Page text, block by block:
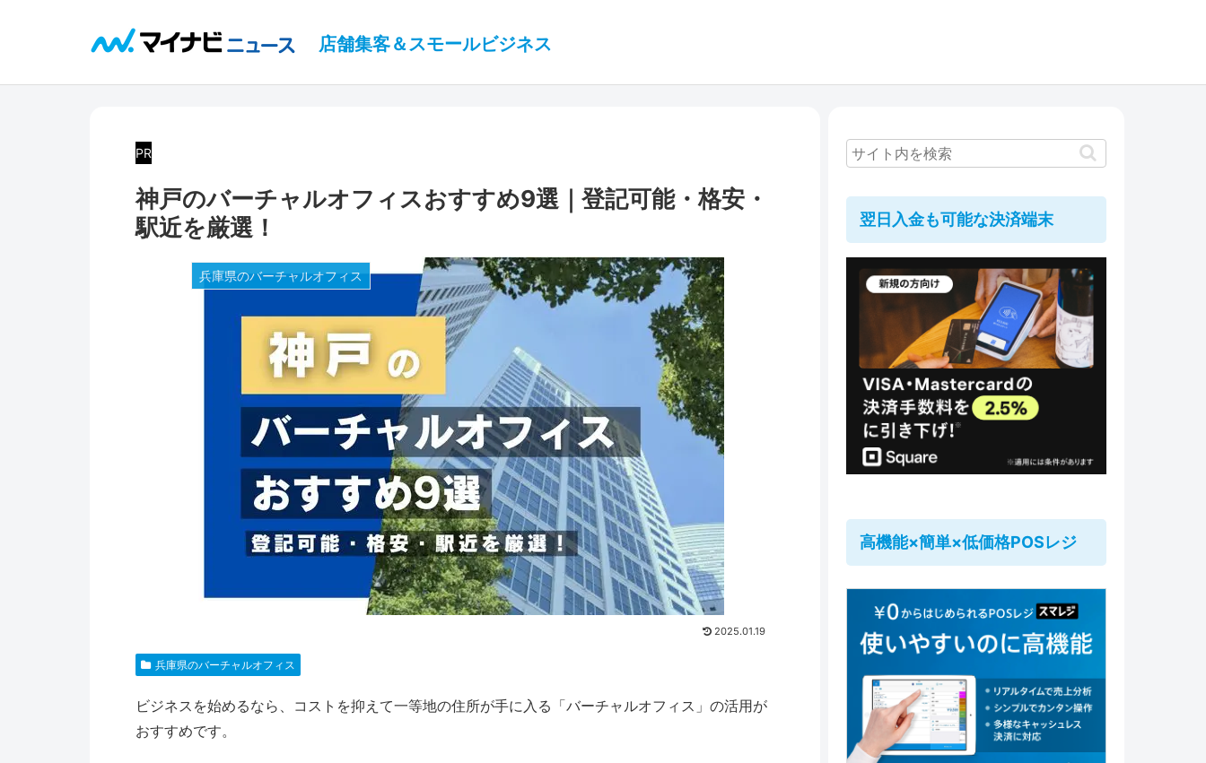
店舗集客＆スモールビジネス
PR
神戸のバーチャルオフィスおすすめ9選｜登記可能・格安・
駅近を厳選！
兵庫県のバーチャルオフィス
2025.01.19
兵庫県のバーチャルオフィス
ビジネスを始めるなら、コストを抑えて一等地の住所が手に入る「バーチャルオフィス」の活用が
おすすめです。
翌日入金も可能な決済端末
高機能×簡単×低価格POSレジ